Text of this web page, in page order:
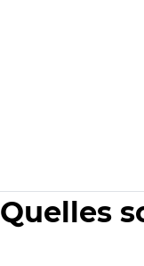
Quelles